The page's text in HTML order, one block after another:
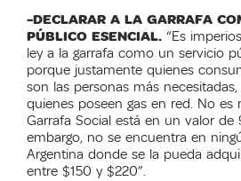
-DECLARAR A LA GARRAFA
PÚBLICO ESENCIAL. “Es
ley a la garrafa como un servicio
porque justamente quienes
son las personas más
quienes poseen gas en red. No es
Garrafa Social está en un valor de
embargo, no se encuentra en
Argentina donde se la pueda
entre $150 y $220”.